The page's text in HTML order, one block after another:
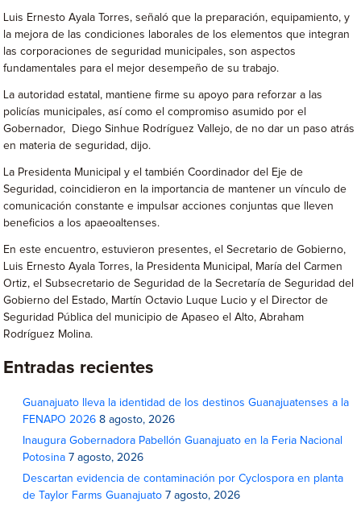
Luis Ernesto Ayala Torres, señaló que la preparación, equipamiento, y
la mejora de las condiciones laborales de los elementos que integran
las corporaciones de seguridad municipales, son aspectos
fundamentales para el mejor desempeño de su trabajo.
La autoridad estatal, mantiene firme su apoyo para reforzar a las
policías municipales, así como el compromiso asumido por el
Gobernador, Diego Sinhue Rodríguez Vallejo, de no dar un paso atrás
en materia de seguridad, dijo.
La Presidenta Municipal y el también Coordinador del Eje de
Seguridad, coincidieron en la importancia de mantener un vínculo de
comunicación constante e impulsar acciones conjuntas que lleven
beneficios a los apaeoaltenses.
En este encuentro, estuvieron presentes, el Secretario de Gobierno,
Luis Ernesto Ayala Torres, la Presidenta Municipal, María del Carmen
Ortiz, el Subsecretario de Seguridad de la Secretaría de Seguridad del
Gobierno del Estado, Martín Octavio Luque Lucio y el Director de
Seguridad Pública del municipio de Apaseo el Alto, Abraham
Rodríguez Molina.
Entradas recientes
Guanajuato lleva la identidad de los destinos Guanajuatenses a la
FENAPO 2026 8 agosto, 2026
Inaugura Gobernadora Pabellón Guanajuato en la Feria Nacional
Potosina 7 agosto, 2026
Descartan evidencia de contaminación por Cyclospora en planta
de Taylor Farms Guanajuato 7 agosto, 2026